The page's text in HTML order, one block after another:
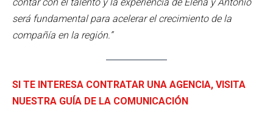
será fundamental para acelerar el crecimiento de la
compañía en la región.”
SI TE INTERESA CONTRATAR UNA AGENCIA, VISITA
NUESTRA GUÍA DE LA COMUNICACIÓN